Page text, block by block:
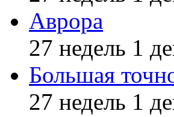
Аврора
27 недель 1
Большая
27 недель 1